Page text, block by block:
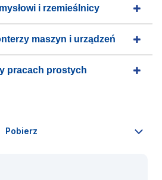
i rzemieślnicy
maszyn i urządzeń
pracach prostych